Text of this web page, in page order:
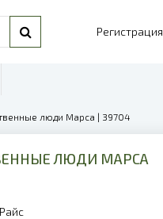
Регистрация
люди Марса | 39704
ЛЮДИ МАРСА